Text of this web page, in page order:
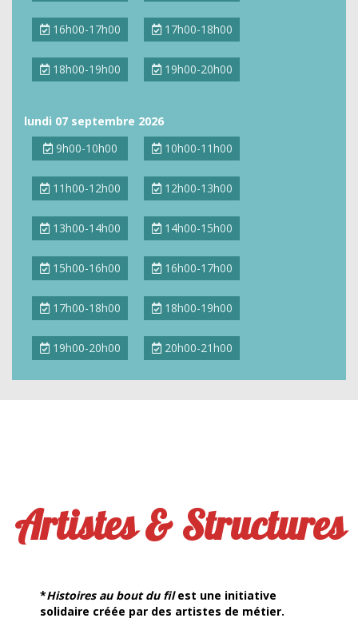
16h00-17h00 17h00-18h00
18h00-19h00 19h00-20h00
lundi 07 septembre 2026
9h00-10h00
10h00-11h00
11h00-12h00 12h00-13h00
13h00-14h00 14h00-15h00
15h00-16h00 16h00-17h00
17h00-18h00 18h00-19h00
19h00-20h00 20h00-21h00
Artistes & Structures
*Histoires au bout du filest une initiative
solidaire créée par des artistes de métier.